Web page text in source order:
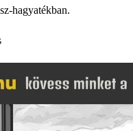
hagyatékban.